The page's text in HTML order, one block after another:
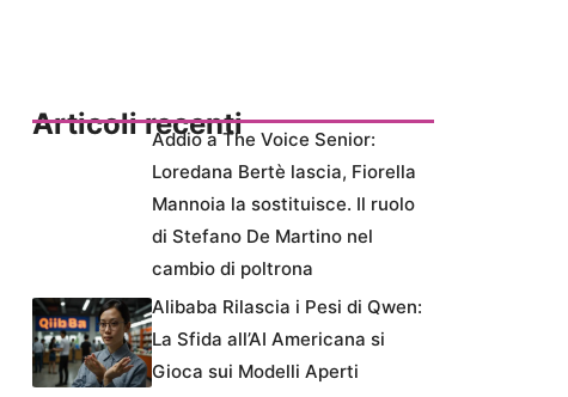
Articoli recentiAddio a The Voice Senior:
Loredana Bertè lascia, Fiorella
Mannoia la sostituisce. Il ruolo
di Stefano De Martino nel
cambio di poltrona
Alibaba Rilascia i Pesi di Qwen:
La Sfida all’AI Americana si
Gioca sui Modelli Aperti